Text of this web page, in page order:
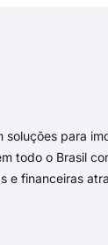
para
todo o Brasil
e financeiras